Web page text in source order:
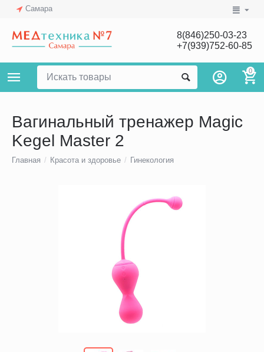
Самара
8(846)250-03-23
+7(939)752-60-85
0
Вагинальный тренажер Magic
Kegel Master 2
Главная / Красота и здоровье / Гинекология